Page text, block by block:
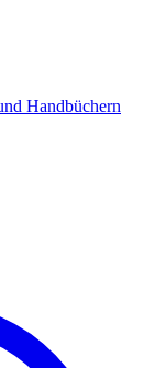
Handbüchern